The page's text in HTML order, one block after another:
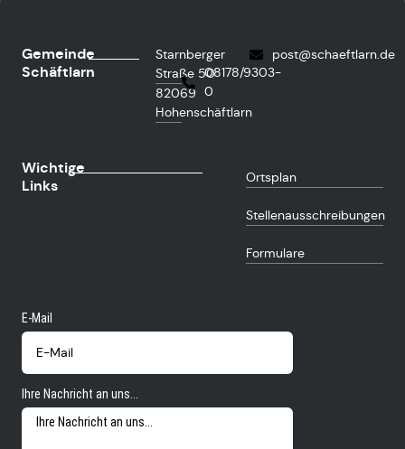
Gemeinde
Schäftlarn
Starnberger
Straße 50
82069
Hohenschäftlarn
08178/9303-
0
post@schaeftlarn.de
Wichtige
Links
Ortsplan
Stellenausschreibungen
Formulare
E-Mail
Ihre Nachricht an uns...